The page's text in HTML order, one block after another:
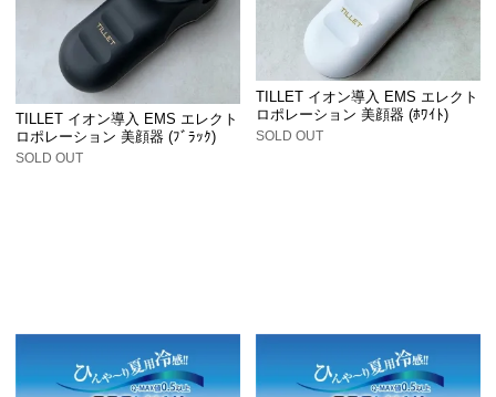
TILLET イオン導入 EMS エレクト
ロポレーション 美顔器 (ﾌﾞﾗｯｸ)
SOLD OUT
TILLET イオン導入 EMS エレクト
ロポレーション 美顔器 (ﾎﾜｲﾄ)
SOLD OUT